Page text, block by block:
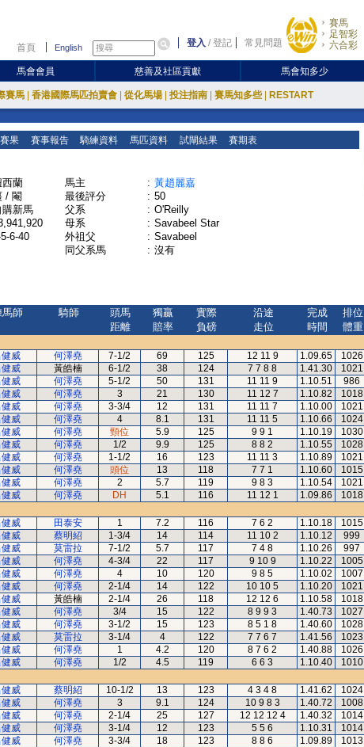
首頁 English 登入 /登記 常見問題
賽馬
足智彩
六合彩
馬會會員 慈善及社區貢獻 馬會知多少
賽馬 香港國際馬匹拍賣會 從化馬場 投注指南 賽馬知多些 RESTART
賽果 賽事報告 騎練資料 馬匹資料 試閘結果 賽期表
西蘭
/ 閹
購新馬
6-40
馬主 : 黃趙麗嘉
最後評分
: 50
父系
: O'Reilly
母系
: Savabeel Star
外祖父
: Savabeel
同父系馬
: 沒有
馬師 騎師
頭馬
距離
獨贏
賠率
實際
負磅
沿途
走位
完成
時間
排位
體重
健威 何澤堯 7-1/2 69 125 12 11 9 1.09.65 1026
健威 黃皓楠 6-1/2 38 124 7 7 8 8 1.41.30 1021
健威 何澤堯 5-1/2 50 131 11 11 9 1.10.51 986
健威 何澤堯 3 21 130 11 12 7 1.10.82 1018
健威 何澤堯 3-3/4 12 131 11 11 7 1.10.00 1021
健威 何澤堯 4 8.1 131 11 11 5 1.10.66 1024
健威 何澤堯 頸位 5.9 125 9 9 1 1.10.19 1030
健威 何澤堯 1/2 9.9 125 8 8 2 1.10.55 1028
健威 何澤堯 1-1/2 16 123 11 11 3 1.10.89 1021
健威 何澤堯 頭位 13 118 7 7 1 1.10.60 1015
健威 何澤堯 2 5.7 119 9 8 3 1.10.54 1021
健威 何澤堯 DH 5.1 116 11 12 1 1.09.86 1018
健威 田泰安 1 7.2 116 7 6 2 1.10.18 1015
健威 蔡明紹 1-3/4 14 114 11 10 2 1.10.12 999
健威 莫雷拉 7-1/2 5.7 117 7 4 8 1.10.26 997
健威 何澤堯 4-3/4 22 117 9 10 9 1.10.22 1005
健威 何澤堯 4 10 120 9 8 5 1.10.02 1007
健威 何澤堯 2-1/4 14 122 10 10 5 1.10.20 1021
健威 黃皓楠 2-1/4 26 118 12 12 6 1.10.58 1018
健威 何澤堯 3/4 15 122 8 9 9 3 1.40.73 1027
健威 何澤堯 3-1/2 15 123 8 5 1 8 1.40.60 1028
健威 莫雷拉 3-1/4 4 122 7 7 6 7 1.41.56 1023
健威 何澤堯 1 4.2 120 8 7 6 2 1.40.88 1026
健威 何澤堯 1/2 4.5 119 6 6 3 1.10.40 1010
健威 蔡明紹 10-1/2 13 123 4 3 4 8 1.41.62 1024
健威 何澤堯 3 9.1 124 10 9 8 3 1.40.72 1008
健威 何澤堯 2-1/4 25 127 12 12 12 4 1.40.32 1014
健威 何澤堯 3-1/4 12 123 5 5 6 1.10.31 1014
健威 何澤堯 3-3/4 18 123 8 8 6 1.09.89 1013